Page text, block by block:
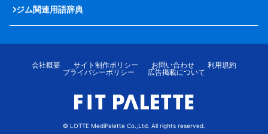
ジム関連用語辞典
会社概要 サイト制作ポリシー お問い合わせ
利用規約
プライバシーポリシー
広告掲載について
© LOTTE MediPalette Co.,Ltd. All rights reserved.